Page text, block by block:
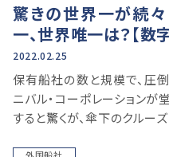
驚きの世界一が続々
一、世界唯一は？【数
2022.02.25
保有船社の数と規模で、圧
ニバル・コーポレーションが
すると驚くが、傘下のクルー